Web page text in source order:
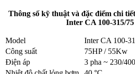
Thông số kỹ thuật và đặc điểm chi
Inter CA 100-315/
Model
Inter CA 100-
Công suất
75HP / 55Kw
Điện áp
3 pha ~ 230/